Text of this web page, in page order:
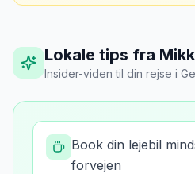
Lokale tips fra
Insider-viden til din rejse i
Book din lejebil
forvejen